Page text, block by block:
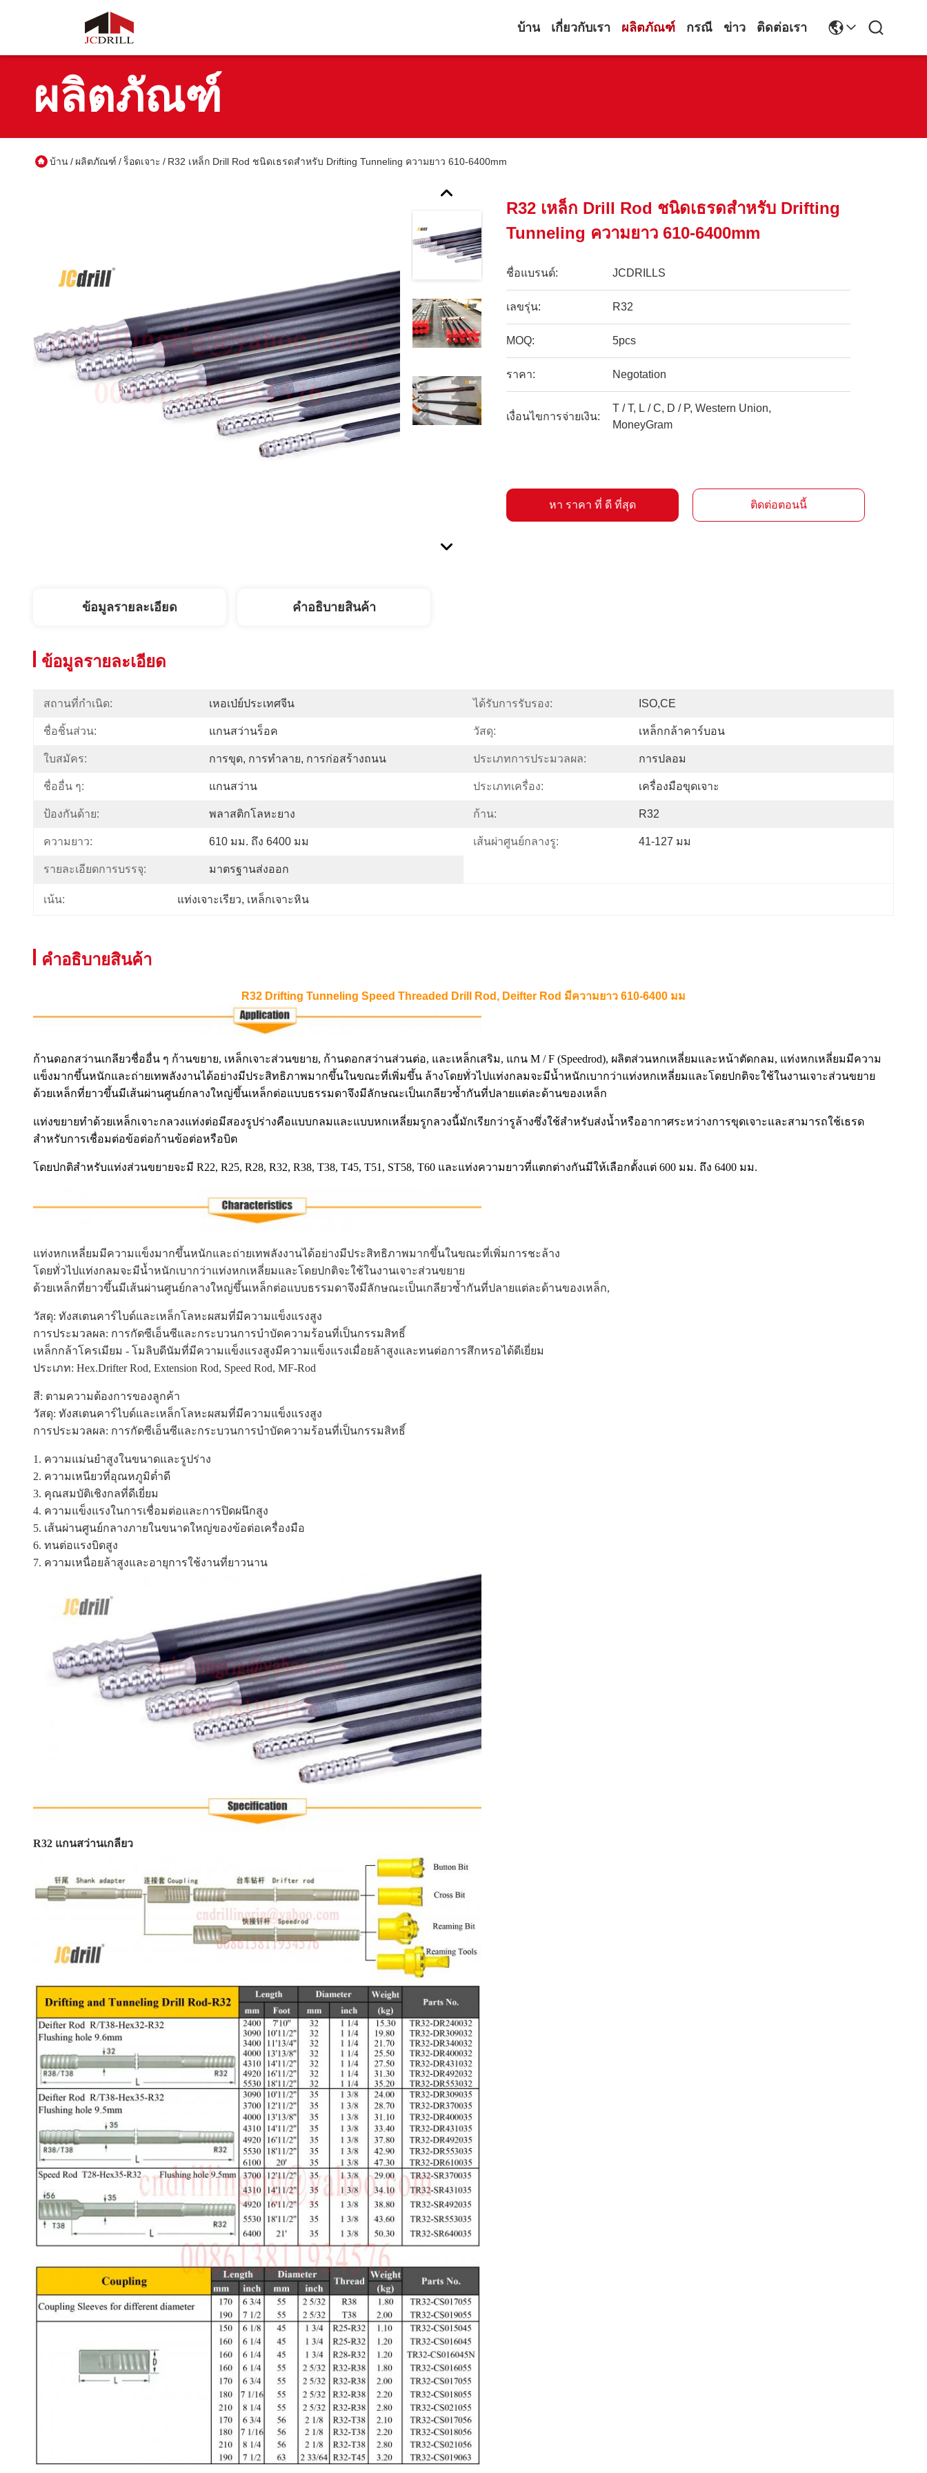
บ้าน เกี่ยวกับเรา ผลิตภัณฑ์ กรณี ข่าว ติดต่อเรา
ผลิตภัณฑ์
บ้าน/ ผลิตภัณฑ์ / ร็อดเจาะ / R32 เหล็ก Drill Rod ชนิดเธรดสำหรับ Drifting Tunneling ความยาว 610-6400mm
R32 เหล็ก Drill Rod ชนิดเธรดสำหรับ Drifting
Tunneling ความยาว 610-6400mm
ชื่อแบรนด์: JCDRILLS
เลขรุ่น: R32
MOQ: 5pcs
ราคา: Negotation
เงื่อนไขการจ่ายเงิน:
T / T, L / C, D / P, Western Union,
MoneyGram
หา ราคา ที่ ดี ที่สุด ติดต่อตอนนี้
ข้อมูลรายละเอียด คําอธิบายสินค้า
ข้อมูลรายละเอียด
สถานที่กำเนิด: เหอเป่ย์ประเทศจีน ได้รับการรับรอง: ISO,CE
ชื่อชิ้นส่วน: แกนสว่านร็อค วัสดุ: เหล็กกล้าคาร์บอน
ใบสมัคร: การขุด, การทำลาย, การก่อสร้างถนน ประเภทการประมวลผล: การปลอม
ชื่ออื่น ๆ: แกนสว่าน ประเภทเครื่อง: เครื่องมือขุดเจาะ
ป้องกันด้าย: พลาสติกโลหะยาง ก้าน: R32
ความยาว: 610 มม. ถึง 6400 มม เส้นผ่าศูนย์กลางรู: 41-127 มม
รายละเอียดการบรรจุ: มาตรฐานส่งออก
เน้น: แท่งเจาะเรียว, เหล็กเจาะหิน
คําอธิบายสินค้า
R32 Drifting Tunneling Speed ​​Threaded Drill Rod, Deifter Rod มีความยาว 610-6400 มม
ก้านดอกสว่านเกลียวชื่ออื่น ๆ ก้านขยาย, เหล็กเจาะส่วนขยาย, ก้านดอกสว่านส่วนต่อ, และเหล็กเสริม, แกน M / F (Speedrod), ผลิตส่วนหกเหลี่ยมและหน้าตัดกลม, แท่งหกเหลี่ยมมีความ
แข็งมากขึ้นหนักและถ่ายเทพลังงานได้อย่างมีประสิทธิภาพมากขึ้นในขณะที่เพิ่มขึ้น ล้างโดยทั่วไปแท่งกลมจะมีน้ำหนักเบากว่าแท่งหกเหลี่ยมและโดยปกติจะใช้ในงานเจาะส่วนขยาย
ด้วยเหล็กที่ยาวขึ้นมีเส้นผ่านศูนย์กลางใหญ่ขึ้นเหล็กต่อแบบธรรมดาจึงมีลักษณะเป็นเกลียวซ้ำกันที่ปลายแต่ละด้านของเหล็ก
แท่งขยายทำด้วยเหล็กเจาะกลวงแท่งต่อมีสองรูปร่างคือแบบกลมและแบบหกเหลี่ยมรูกลวงนี้มักเรียกว่ารูล้างซึ่งใช้สำหรับส่งน้ำหรืออากาศระหว่างการขุดเจาะและสามารถใช้เธรด
สำหรับการเชื่อมต่อข้อต่อก้านข้อต่อหรือบิต
โดยปกติสำหรับแท่งส่วนขยายจะมี R22, R25, R28, R32, R38, T38, T45, T51, ST58, T60 และแท่งความยาวที่แตกต่างกันมีให้เลือกตั้งแต่ 600 มม. ถึง 6400 มม.
แท่งหกเหลี่ยมมีความแข็งมากขึ้นหนักและถ่ายเทพลังงานได้อย่างมีประสิทธิภาพมากขึ้นในขณะที่เพิ่มการชะล้าง
โดยทั่วไปแท่งกลมจะมีน้ำหนักเบากว่าแท่งหกเหลี่ยมและโดยปกติจะใช้ในงานเจาะส่วนขยาย
ด้วยเหล็กที่ยาวขึ้นมีเส้นผ่านศูนย์กลางใหญ่ขึ้นเหล็กต่อแบบธรรมดาจึงมีลักษณะเป็นเกลียวซ้ำกันที่ปลายแต่ละด้านของเหล็ก,
วัสดุ: ทังสเตนคาร์ไบด์และเหล็กโลหะผสมที่มีความแข็งแรงสูง
การประมวลผล: การกัดซีเอ็นซีและกระบวนการบำบัดความร้อนที่เป็นกรรมสิทธิ์
เหล็กกล้าโครเมียม - โมลิบดีนัมที่มีความแข็งแรงสูงมีความแข็งแรงเมื่อยล้าสูงและทนต่อการสึกหรอได้ดีเยี่ยม
ประเภท: Hex.Drifter Rod, Extension Rod, Speed ​​Rod, MF-Rod
สี: ตามความต้องการของลูกค้า
วัสดุ: ทังสเตนคาร์ไบด์และเหล็กโลหะผสมที่มีความแข็งแรงสูง
การประมวลผล: การกัดซีเอ็นซีและกระบวนการบำบัดความร้อนที่เป็นกรรมสิทธิ์
1. ความแม่นยำสูงในขนาดและรูปร่าง
2. ความเหนียวที่อุณหภูมิต่ำดี
3. คุณสมบัติเชิงกลที่ดีเยี่ยม
4. ความแข็งแรงในการเชื่อมต่อและการปิดผนึกสูง
5. เส้นผ่านศูนย์กลางภายในขนาดใหญ่ของข้อต่อเครื่องมือ
6. ทนต่อแรงบิดสูง
7. ความเหนื่อยล้าสูงและอายุการใช้งานที่ยาวนาน
R32 แกนสว่านเกลียว